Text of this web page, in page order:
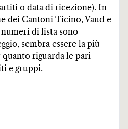
o data di ricezione). In
dei Cantoni Ticino, Vaud e
di lista sono
sembra essere la più
riguarda le pari
e gruppi.